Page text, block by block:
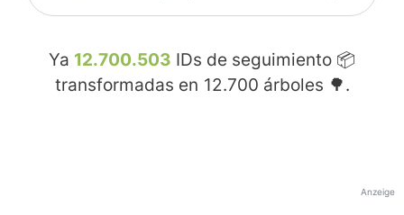
Ya 12.700.503 IDs de seguimiento 📦
transformadas en 12.700 árboles 🌳.
Anzeige